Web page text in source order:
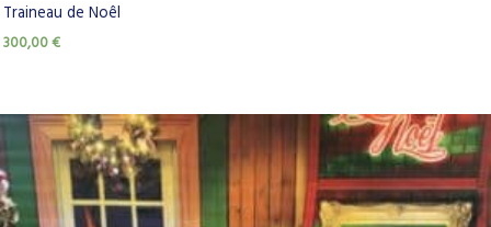
Traineau de Noêl
300,00€